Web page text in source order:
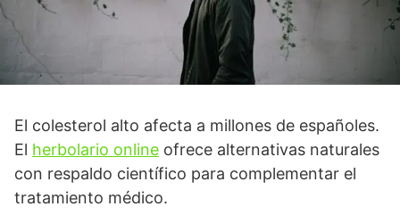
El colesterol alto afecta a millones de españoles.
El herbolario online ofrece alternativas naturales
con respaldo científico para complementar el
tratamiento médico.